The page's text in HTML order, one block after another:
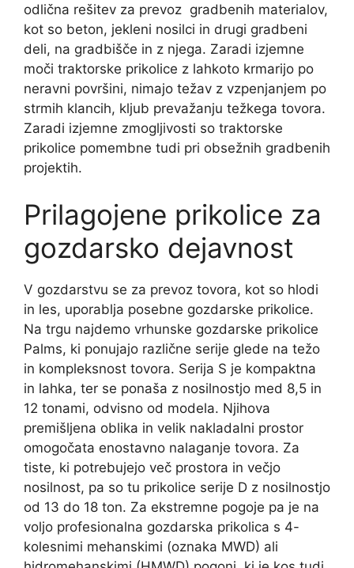
odlična rešitev za prevoz gradbenih materialov,
kot so beton, jekleni nosilci in drugi gradbeni
deli, na gradbišče in z njega. Zaradi izjemne
moči traktorske prikolice z lahkoto krmarijo po
neravni površini, nimajo težav z vzpenjanjem po
strmih klancih, kljub prevažanju težkega tovora.
Zaradi izjemne zmogljivosti so traktorske
prikolice pomembne tudi pri obsežnih gradbenih
projektih.
Prilagojene prikolice za
gozdarsko dejavnost
V gozdarstvu se za prevoz tovora, kot so hlodi
in les, uporablja posebne gozdarske prikolice.
Na trgu najdemo vrhunske gozdarske prikolice
Palms, ki ponujajo različne serije glede na težo
in kompleksnost tovora. Serija S je kompaktna
in lahka, ter se ponaša z nosilnostjo med 8,5 in
12 tonami, odvisno od modela. Njihova
premišljena oblika in velik nakladalni prostor
omogočata enostavno nalaganje tovora. Za
tiste, ki potrebujejo več prostora in večjo
nosilnost, pa so tu prikolice serije D z nosilnostjo
od 13 do 18 ton. Za ekstremne pogoje pa je na
voljo profesionalna gozdarska prikolica s 4-
kolesnimi mehanskimi (oznaka MWD) ali